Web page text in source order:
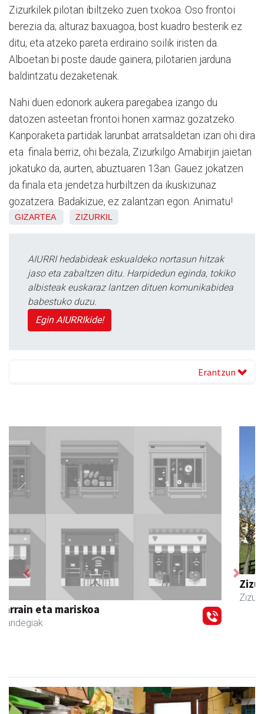
Zizurkilek pilotan ibiltzeko zuen txokoa. Oso frontoi
berezia da; alturaz baxuagoa, bost kuadro besterik ez
ditu, eta atzeko pareta erdiraino soilik iristen da.
Alboetan bi poste daude gainera, pilotarien jarduna
baldintzatu dezaketenak.
Nahi duen edonork aukera paregabea izango du
datozen asteetan frontoi honen xarmaz gozatzeko.
Kanporaketa partidak larunbat arratsaldetan izan ohi dira
eta finala berriz, ohi bezala, Zizurkilgo Amabirjin jaietan
jokatuko da, aurten, abuztuaren 13an. Gauez jokatzen
da finala eta jendetza hurbiltzen da ikuskizunaz
gozatzera. Badakizue, ez zalantzan egon. Animatu!
GIZARTEA ZIZURKIL
AIURRI hedabideak eskualdeko nortasun hitzak
jaso eta zabaltzen ditu. Harpidedun eginda, tokiko
albisteak euskaraz lantzen dituen komunikabidea
babestuko duzu.
Egin AIURRIkide!
Erantzun
Zizurkilgo Udala
Zizurkil - Udaletxeak
Next